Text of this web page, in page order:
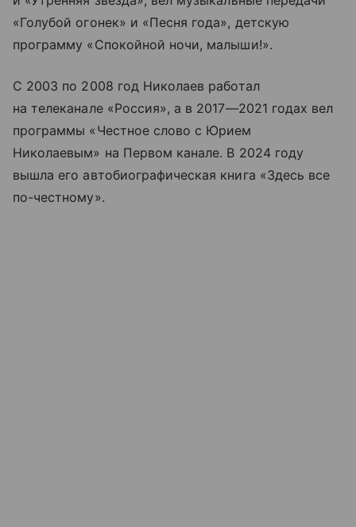
«Голубой огонек» и «Песня года», детскую
программу «Спокойной ночи, малыши!».
С 2003 по 2008 год Николаев работал
на телеканале «Россия», а в 2017—2021 годах вел
программы «Честное слово с Юрием
Николаевым» на Первом канале. В 2024 году
вышла его автобиографическая книга «Здесь все
по-честному».